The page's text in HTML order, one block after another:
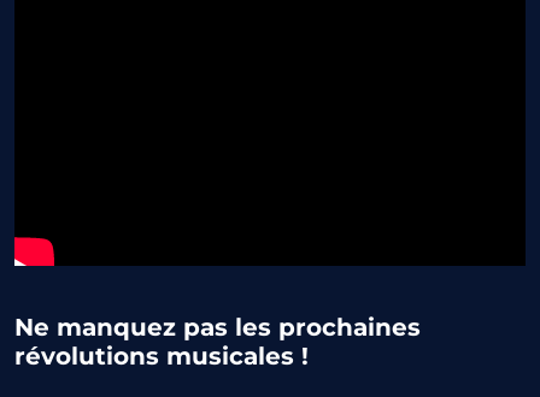
Ne manquez pas les prochaines
révolutions musicales !